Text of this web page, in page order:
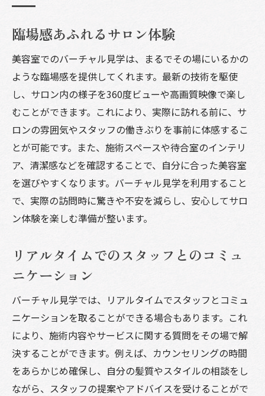
臨場感あふれるサロン体験
美容室でのバーチャル見学は、まるでその場にいるかの
ような臨場感を提供してくれます。最新の技術を駆使
し、サロン内の様子を360度ビューや高画質映像で楽し
むことができます。これにより、実際に訪れる前に、サ
ロンの雰囲気やスタッフの働きぶりを事前に体感するこ
とが可能です。また、施術スペースや待合室のインテリ
ア、清潔感などを確認することで、自分に合った美容室
を選びやすくなります。バーチャル見学を利用すること
で、実際の訪問時に驚きや不安を減らし、安心してサロ
ン体験を楽しむ準備が整います。
リアルタイムでのスタッフとのコミュ
ニケーション
バーチャル見学では、リアルタイムでスタッフとコミュ
ニケーションを取ることができる場合もあります。これ
により、施術内容やサービスに関する質問をその場で解
決することができます。例えば、カウンセリングの時間
をあらかじめ確保し、自分の髪質やスタイルの相談をし
ながら、スタッフの提案やアドバイスを受けることがで